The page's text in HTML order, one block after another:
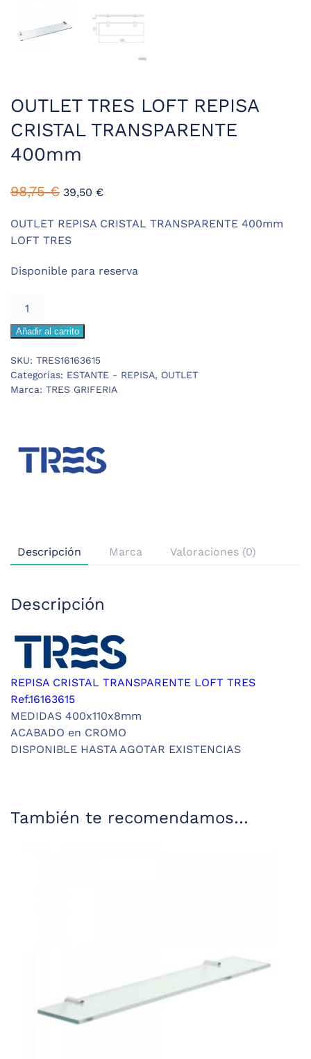
OUTLET TRES LOFT REPISA
CRISTAL TRANSPARENTE
400mm
98,75€ El
original
era:
39,50 €El
actual
OUTLET REPISA CRISTAL TRANSPARENTE 400mm
LOFT TRES
Disponible para reserva
LOFT
CRISTAL
TRANSPARENTE
Añadir al carrito
SKU: TRES16163615
Categorías: ESTANTE - REPISA, OUTLET
Marca: TRES GRIFERIA
Descripción Marca Valoraciones (0)
Descripción
REPISA CRISTAL TRANSPARENTE LOFT TRES
Ref.16163615
MEDIDAS 400x110x8mm
ACABADO en CROMO
DISPONIBLE HASTA AGOTAR EXISTENCIAS
También te recomendamos…